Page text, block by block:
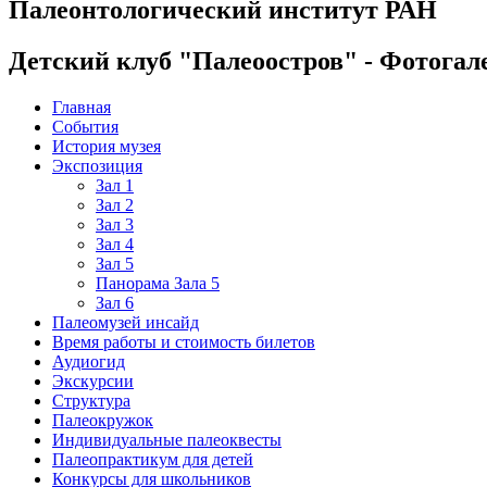
Палеонтологический институт РАН
Детский клуб "Палеоостров" -
Главная
События
История музея
Экспозиция
Зал 1
Зал 2
Зал 3
Зал 4
Зал 5
Панорама Зала 5
Зал 6
Палеомузей инсайд
Время работы и стоимость билетов
Аудиогид
Экскурсии
Структура
Палеокружок
Индивидуальные палеоквесты
Палеопрактикум для детей
Конкурсы для школьников